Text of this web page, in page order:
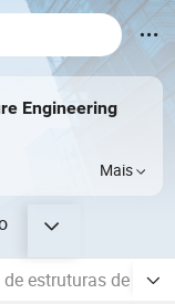
Engineering
Mais
estruturas de aço